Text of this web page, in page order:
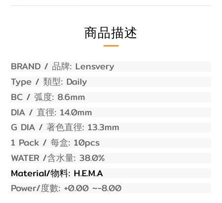
商品描述
BRAND / 品牌: Lensvery
Type / 類型: Daily
BC / 弧度: 8.6mm
DIA / 直徑: 14.0mm
G DIA / 著色直徑: 13.3mm
1 Pack / 每盒: 10pcs
WATER /含水量: 38.0%
Material/物料: H.E.M.A
Power/度數: +0.00 ~-8.00